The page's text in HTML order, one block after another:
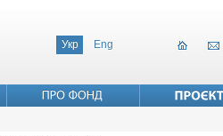
Укр Eng